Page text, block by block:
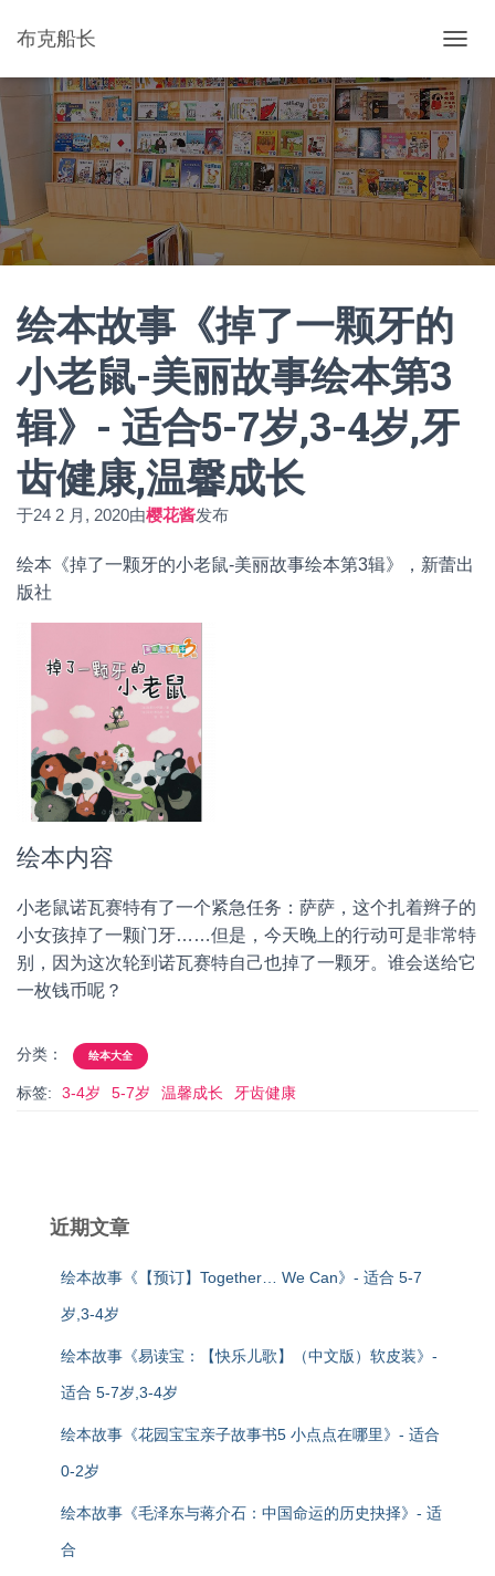
布克船长
换
导
航
绘本故事《掉了一颗牙的
小老鼠-美丽故事绘本第3
辑》- 适合5-7岁,3-4岁,牙
齿健康,温馨成长
于24 2 月, 2020由樱花酱发布
绘本《掉了一颗牙的小老鼠-美丽故事绘本第3辑》，新蕾出
版社
绘本内容
小老鼠诺瓦赛特有了一个紧急任务：萨萨，这个扎着辫子的
小女孩掉了一颗门牙……但是，今天晚上的行动可是非常特
别，因为这次轮到诺瓦赛特自己也掉了一颗牙。谁会送给它
一枚钱币呢？
分类： 绘本大全
标签: 3-4岁 5-7岁 温馨成长 牙齿健康
近期文章
绘本故事《【预订】Together… We Can》- 适合 5-7
岁,3-4岁
绘本故事《易读宝：【快乐儿歌】（中文版）软皮装》-
适合 5-7岁,3-4岁
绘本故事《花园宝宝亲子故事书5 小点点在哪里》- 适合
0-2岁
绘本故事《毛泽东与蒋介石：中国命运的历史抉择》- 适
合